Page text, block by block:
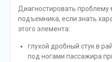
Диагностировать
подъемника, если знать
этого элемента:
глухой дробный стук в
под ногами пассажира